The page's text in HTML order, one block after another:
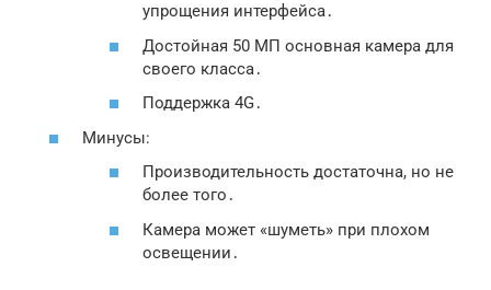
упрощения интерфейса․
Достойная 50 МП основная камера для
своего класса․
Поддержка 4G․
Минусы:
Производительность достаточна, но не
более того․
Камера может «шуметь» при плохом
освещении․